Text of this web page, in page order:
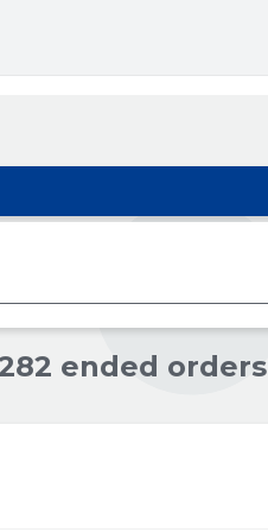
ended orders